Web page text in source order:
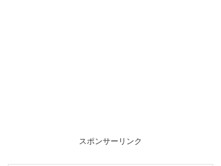
スポンサーリンク